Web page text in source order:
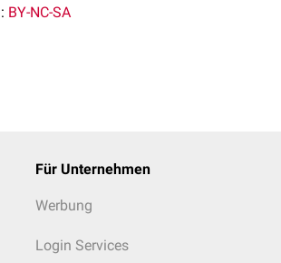
BY-NC-SA
Für Unternehmen
Werbung
Login Services